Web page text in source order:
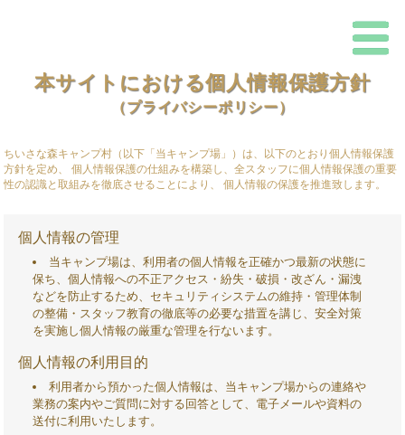
庫
加
東
市
ち
い
さ
な
ち
い
森
キ
ャ
村
本サイトにおける個人情報保護方針
（プライバシーポリシー）
ちいさな森キャンプ村（以下「当キャンプ場」）は、以下のとおり個人情報保護
方針を定め、 個人情報保護の仕組みを構築し、全スタッフに個人情報保護の重要
性の認識と取組みを徹底させることにより、 個人情報の保護を推進致します。
個人情報の管理
当キャンプ場は、利用者の個人情報を正確かつ最新の状態に
保ち、個人情報への不正アクセス・紛失・破損・改ざん・漏洩
などを防止するため、セキュリティシステムの維持・管理体制
の整備・スタッフ教育の徹底等の必要な措置を講じ、安全対策
を実施し個人情報の厳重な管理を行ないます。
個人情報の利用目的
利用者から預かった個人情報は、当キャンプ場からの連絡や
業務の案内やご質問に対する回答として、電子メールや資料の
送付に利用いたします。